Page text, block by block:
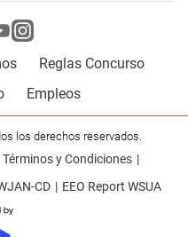
Reglas Concurso
Empleos
los derechos reservados.
Términos y Condiciones
CD EEO Report WSUA